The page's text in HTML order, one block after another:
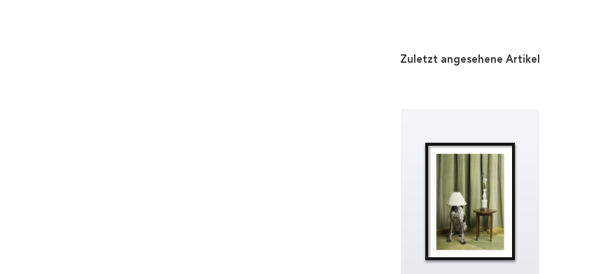
Zuletzt angesehene Artikel